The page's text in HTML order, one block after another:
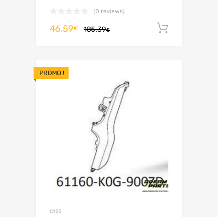
(0 reviews)
185.39€
46.59€
PROMO !
C125